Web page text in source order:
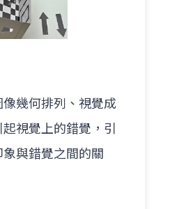
幾何排列、視覺成
視覺上的錯覺，引
與錯覺之間的關